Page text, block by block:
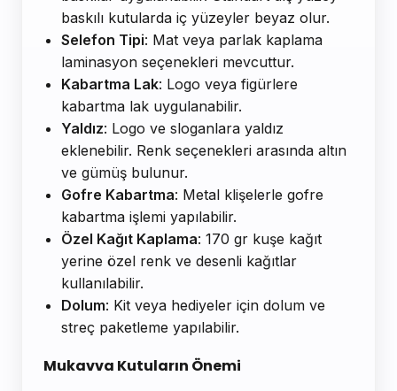
baskılı kutularda iç yüzeyler beyaz olur.
Selefon Tipi: Mat veya parlak kaplama
laminasyon seçenekleri mevcuttur.
Kabartma Lak: Logo veya figürlere
kabartma lak uygulanabilir.
Yaldız: Logo ve sloganlara yaldız
eklenebilir. Renk seçenekleri arasında altın
ve gümüş bulunur.
Gofre Kabartma: Metal klişelerle gofre
kabartma işlemi yapılabilir.
Özel Kağıt Kaplama: 170 gr kuşe kağıt
yerine özel renk ve desenli kağıtlar
kullanılabilir.
Dolum: Kit veya hediyeler için dolum ve
streç paketleme yapılabilir.
Mukavva Kutuların Önemi